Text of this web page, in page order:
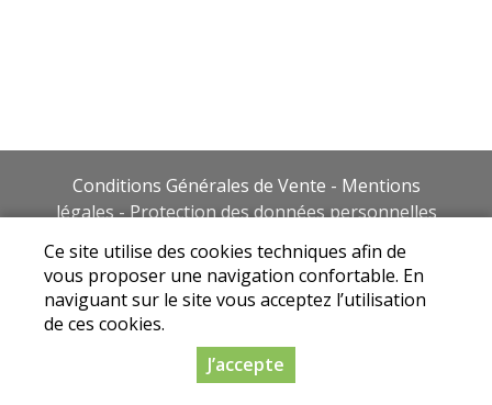
Conditions Générales de Vente - Mentions
légales-Protection des données personnelles
Ce site utilise des cookies afin de vous proposer
une navigation confortable et rapide. En
naviguant sur le site vous acceptez l'utilisation
de ces cookies.
© 2019-2025 Drive fermier Audois. Réalisation
Dynapse - Créateur de drive fermier producteur
Ce site utilise des cookies techniques afin de
vous proposer une navigation confortable. En
naviguant sur le site vous acceptez l’utilisation
de ces cookies.
J’accepte